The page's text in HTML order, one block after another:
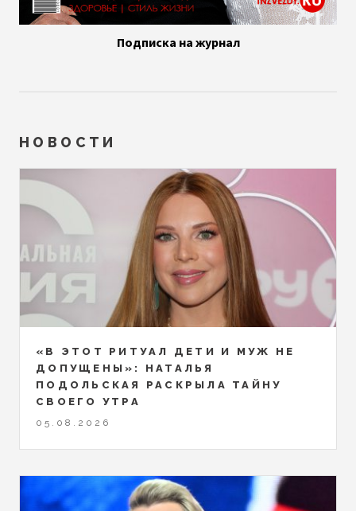
Подписка на журнал
НОВОСТИ
«В ЭТОТ РИТУАЛ ДЕТИ И МУЖ НЕ
ДОПУЩЕНЫ»: НАТАЛЬЯ
ПОДОЛЬСКАЯ РАСКРЫЛА ТАЙНУ
СВОЕГО УТРА
05.08.2026